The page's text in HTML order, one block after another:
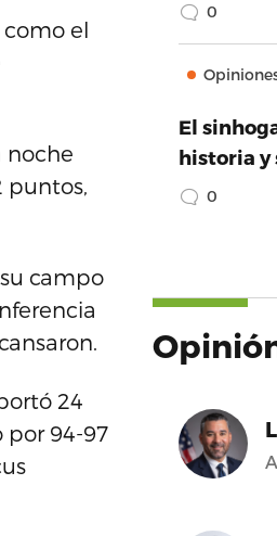
el
noche
puntos,
campo
24
por 94-97
0
El
historia y
0